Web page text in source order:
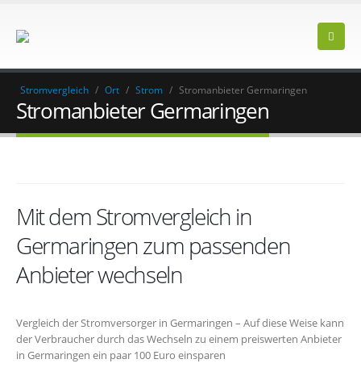
Stromvergleich / Ort / Strom / Stromanbieter Germaringen
Stromanbieter Germaringen
Mit dem Stromvergleich in
Germaringen zum passenden
Anbieter wechseln
Vergleich der Stromversorger in Germaringen – Auf diese Weise kann
der Verbraucher durch das Wechseln zu einem preiswerten Anbieter
in Germaringen ein paar 100 Euro einsparen